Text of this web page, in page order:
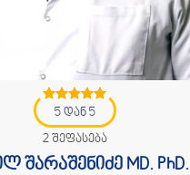
5 დან 5
2 შეფასება
შარაშენიძე MD. PhD.